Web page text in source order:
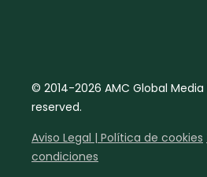
© 2014-2026 AMC Global Media
reserved.
Aviso Legal | Política de cookies
condiciones